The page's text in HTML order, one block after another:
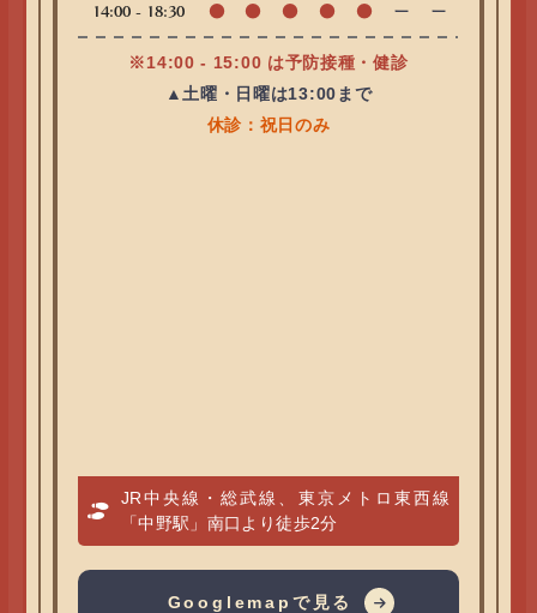
14:00 - 18:30 ● ● ● ● ● ー ー
※14:00 - 15:00 は予防接種・健診
▲土曜・日曜は13:00まで
休診：祝日のみ
JR中央線・総武線、東京メトロ東西線
「中野駅」南口より徒歩2分
Googlemapで見る